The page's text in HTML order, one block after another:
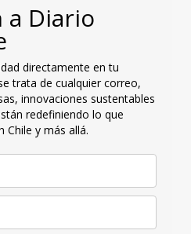
a Diario
directamente en tu
trata de cualquier correo,
innovaciones sustentables
redefiniendo lo que
Chile y más allá.